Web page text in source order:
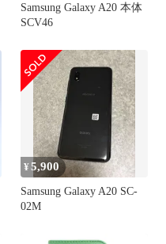
Samsung Galaxy A20 本体
SCV46
¥5,900
Samsung Galaxy A20 SC-
02M